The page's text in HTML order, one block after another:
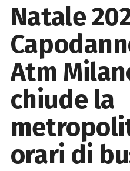
Natale
Atm
chiude la
orari di